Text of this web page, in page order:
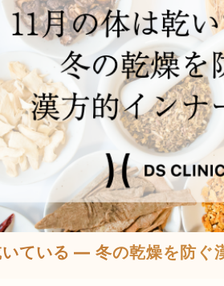
ている — 冬の乾燥を防ぐ